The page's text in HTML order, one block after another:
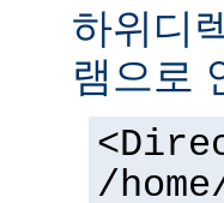
하위디
램으로
/